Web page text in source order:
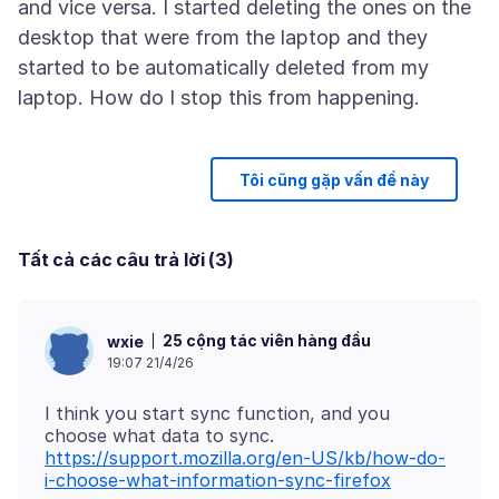
and vice versa. I started deleting the ones on the
desktop that were from the laptop and they
started to be automatically deleted from my
Tôi cũng gặp vấn đề này
Tất cả các câu trả lời (3)
wxie 25 cộng tác viên hàng đầu
19:07 21/4/26
I think you start sync function, and you
https://support.mozilla.org/en-US/kb/how-do-
i-choose-what-information-sync-firefox